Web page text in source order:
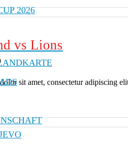
2026
vs Lions
sit amet, consectetur adipiscing